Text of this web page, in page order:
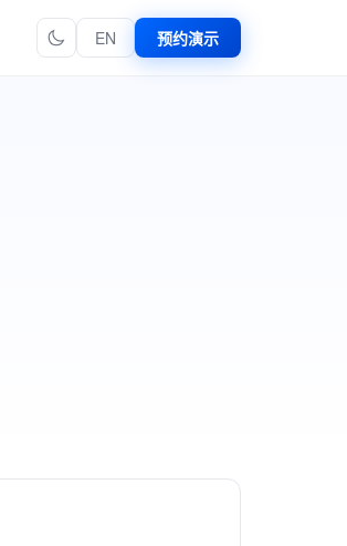
EN 预约演示